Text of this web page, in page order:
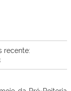
recente: